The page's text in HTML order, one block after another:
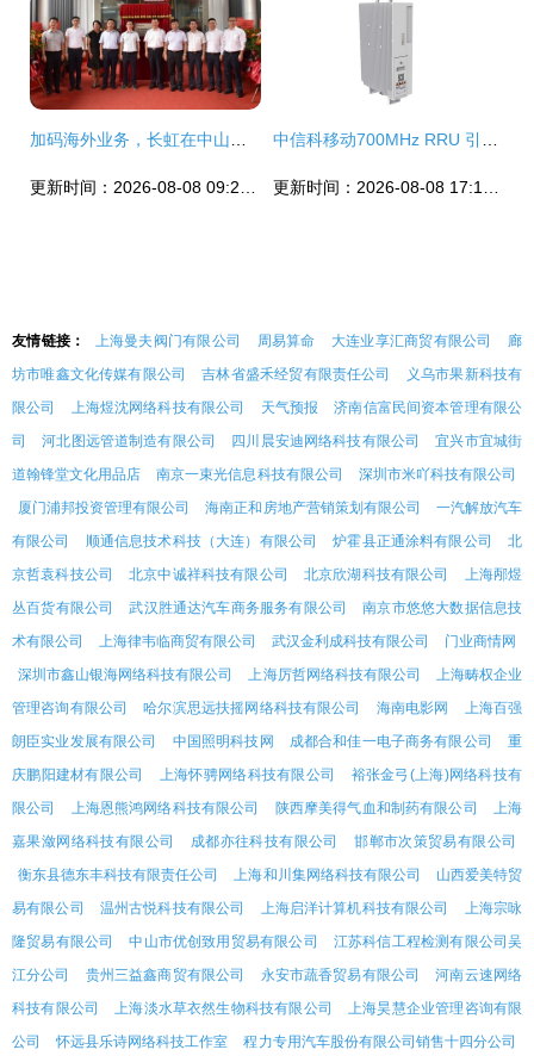
友情链接： 上海曼夫阀门有限公司 周易算命 大连业享汇商贸有限公司
廊
坊市唯鑫文化传媒有限公司
吉林省盛禾经贸有限责任公司
义乌市果新科技有
限公司
上海煜沈网络科技有限公司 天气预报
济南信富民间资本管理有限公
司
河北图远管道制造有限公司 四川晨安迪网络科技有限公司
宜兴市宜城街
道翰锋堂文化用品店
南京一束光信息科技有限公司
深圳市米吖科技有限公司
厦门浦邦投资管理有限公司
海南正和房地产营销策划有限公司
一汽解放汽车
有限公司
顺通信息技术科技（大连）有限公司 炉霍县正通涂料有限公司
北
京哲袁科技公司
北京中诚祥科技有限公司 北京欣湖科技有限公司
上海邴煜
丛百货有限公司
武汉胜通达汽车商务服务有限公司
南京市悠悠大数据信息技
术有限公司
上海律韦临商贸有限公司 武汉金利成科技有限公司
门业商情网
深圳市鑫山银海网络科技有限公司
上海厉哲网络科技有限公司
上海畴权企业
管理咨询有限公司
哈尔滨思远扶摇网络科技有限公司 海南电影网
上海百强
朗臣实业发展有限公司
中国照明科技网 成都合和佳一电子商务有限公司
重
庆鹏阳建材有限公司
上海怀骋网络科技有限公司
裕张金弓(上海)网络科技有
限公司
上海恩熊鸿网络科技有限公司 陕西摩美得气血和制药有限公司
上海
嘉果潋网络科技有限公司
成都亦往科技有限公司
邯郸市次策贸易有限公司
衡东县德东丰科技有限责任公司
上海和川集网络科技有限公司
山西爱美特贸
易有限公司
温州古悦科技有限公司 上海启洋计算机科技有限公司
上海宗咏
隆贸易有限公司
中山市优创致用贸易有限公司
江苏科信工程检测有限公司吴
江分公司
贵州三益鑫商贸有限公司 永安市蔬香贸易有限公司
河南云速网络
科技有限公司
上海淡水草衣然生物科技有限公司
上海昊慧企业管理咨询有限
公司
怀远县乐诗网络科技工作室 程力专用汽车股份有限公司销售十四分公司